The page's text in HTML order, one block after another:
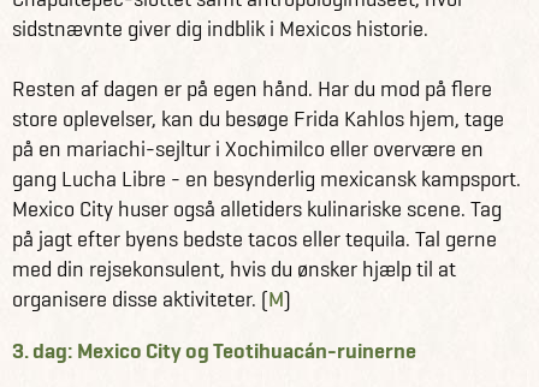
transfers og overnatninger på gode hoteller. Desuden er
prisen. Har du andre ønsker til rejsen, kan du tale med din
rejsekonsulent herom. Rejsen kan skræddersyes, så den
matcher netop dine rejsedrømme.
Få information og fakta om Mexico her.
Se alle vores andre fantastiske rejseforslag i Mexico her.
sidstnævnte giver dig indblik i Mexicos historie.
Resten af dagen er på egen hånd. Har du mod på flere
store oplevelser, kan du besøge Frida Kahlos hjem, tage
på en mariachi-sejltur i Xochimilco eller overvære en
gang Lucha Libre - en besynderlig mexicansk kampsport.
Mexico City huser også alletiders kulinariske scene. Tag
på jagt efter byens bedste tacos eller tequila. Tal gerne
med din rejsekonsulent, hvis du ønsker hjælp til at
organisere disse aktiviteter. (M)
3. dag: Mexico City og Teotihuacán-ruinerne